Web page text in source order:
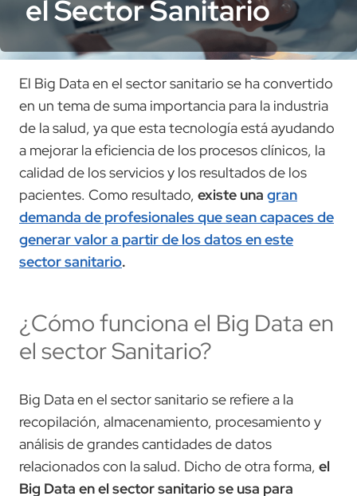
el Sector Sanitario
El Big Data en el sector sanitario se ha convertido
en un tema de suma importancia para la industria
de la salud, ya que esta tecnología está ayudando
a mejorar la eficiencia de los procesos clínicos, la
calidad de los servicios y los resultados de los
pacientes. Como resultado, existe una gran
demanda de profesionales que sean capaces de
generar valor a partir de los datos en este
sector sanitario.
¿Cómo funciona el Big Data en
el sector Sanitario?
Big Data en el sector sanitario se refiere a la
recopilación, almacenamiento, procesamiento y
análisis de grandes cantidades de datos
relacionados con la salud. Dicho de otra forma, el
Big Data en el sector sanitario se usa para